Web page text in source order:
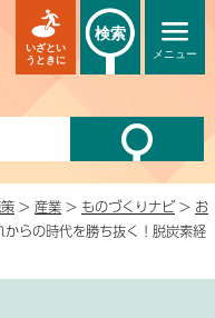
メニュー
いざとい
うときに
検索
> 産業 > ものづくりナビ> お
らの時代を勝ち抜く！脱炭素経